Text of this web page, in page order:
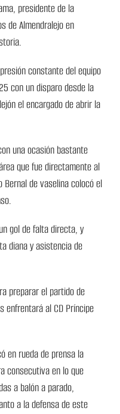
presidente de la
de Almendralejo en
constante del equipo
con un disparo desde la
el encargado de abrir la
una ocasión bastante
que fue directamente al
Bernal de vaselina colocó el
gol de falta directa, y
diana y asistencia de
preparar el partido de
enfrentará al CD Príncipe
en rueda de prensa la
consecutiva en lo que
a balón a parado,
a la defensa de este